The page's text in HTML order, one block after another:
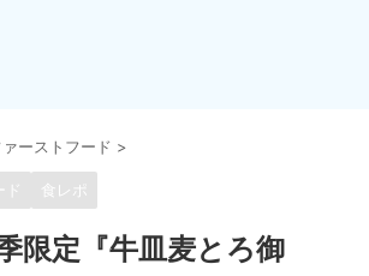
ァーストフード >
ド 食レポ
限定『牛皿麦とろ御